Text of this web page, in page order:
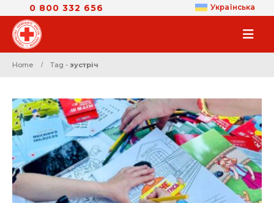
0 800 332 656 Українська
Home Tag - зустріч